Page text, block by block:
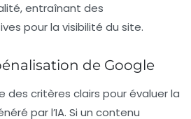
entraînant des
pour la visibilité du site.
de Google
des critères clairs pour évaluer la
par l’IA. Si un contenu